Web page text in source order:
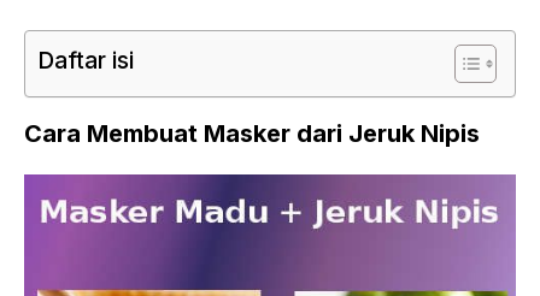
Daftar isi
Cara Membuat Masker dari Jeruk Nipis